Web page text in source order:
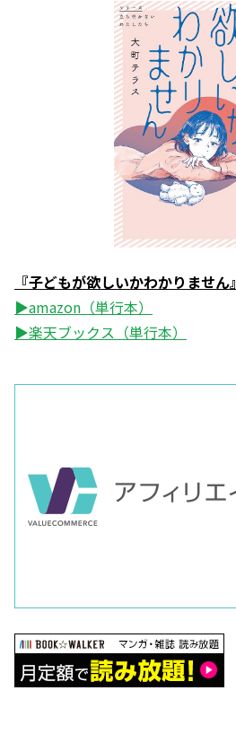
『子どもが欲しいかわかりません』
▶amazon（単行本）
▶楽天ブックス（単行本）